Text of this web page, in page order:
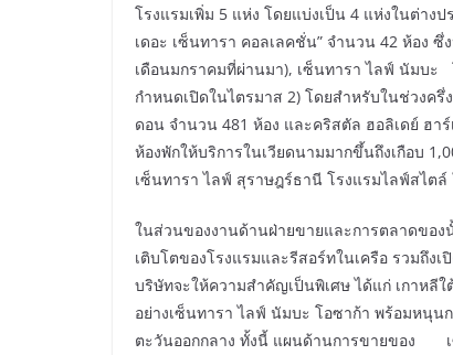
โรงแรมเพิ่ม 5 แห่ง โดยแบ่งเป็น 4 แห่งในต่าง
เดอะ เซ็นทารา คอลเลคชั่น” จำนวน 42 ห้อง
เดือนมกราคมที่ผ่านมา), เซ็นทารา ไลฟ์ นัมบะ
กำหนดเปิดในไตรมาส 2) โดยสำหรับในช่วงค
ดอน จำนวน 481 ห้อง และคริสตัล ฮอลิเดย์ ฮา
ห้องพักให้บริการในเวียดนามมากขึ้นถึงเกือบ
เซ็นทารา ไลฟ์ สุราษฎร์ธานี โรงแรมไลฟ์สไตล์
ในส่วนของงานด้านฝ่ายขายและการตลาดของ
เติบโตของโรงแรมและรีสอร์ทในเครือ รวมถึง
บริษัทจะให้ความสำคัญเป็นพิเศษ ได้แก่ เกาหลี
อย่างเซ็นทารา ไลฟ์ นัมบะ โอซาก้า พร้อมหนุน
ตะวันออกกลาง ทั้งนี้ แผนด้านการขายของ เ